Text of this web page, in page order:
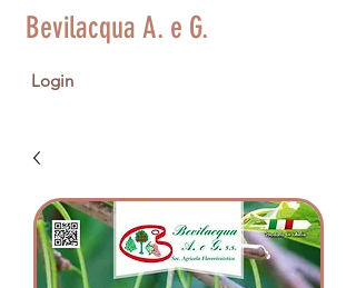
Bevilacqua A. e G.
Login